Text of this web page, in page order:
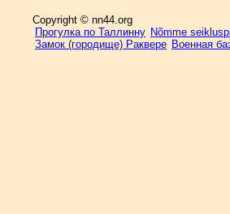
Copyright © nn44.org
Прогулка по Таллинну Nõmme
Замок (городище) Раквере Военная